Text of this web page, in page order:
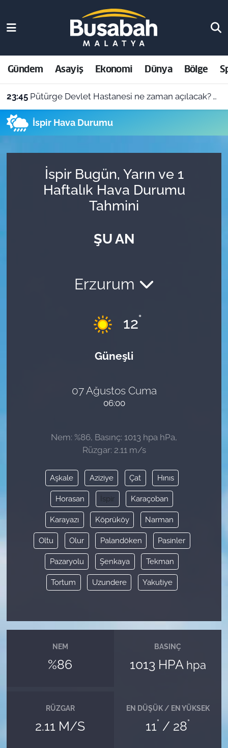
Gündem Asayiş Ekonomi Dünya Bölge
23:45 Pütürge Devlet Hastanesi ne zaman açılacak? Vali Yavuz açıkladı
İspir Hava Durumu
İspir Bugün, Yarın ve 1
Haftalık Hava Durumu
Tahmini
ŞU AN
Erzurum
12°
Güneşli
07 Ağustos Cuma
06:00
Nem: %86, Basınç: 1013 hpa hPa,
Rüzgar: 2.11 m/s
Aşkale Aziziye Çat Hınıs
Horasan İspir Karaçoban
Karayazı Köprüköy Narman
Oltu Olur Palandöken Pasinler
Pazaryolu Şenkaya Tekman
Tortum Uzundere Yakutiye
NEM
%86
BASINÇ
1013 HPA hpa
RÜZGAR
2.11 M/S
EN DÜŞÜK / EN YÜKSEK
11° / 28°
Asayiş
Ekonomi
Dünya
Spor
Resmi İlanlar
Malatya Nöbetçi Eczaneler
Malatya Hava Durumu
Malatya Namaz Vakitleri
Malatya Trafik Yoğunluk Haritası
Tüm Manşetler
Son Dakika Haberleri